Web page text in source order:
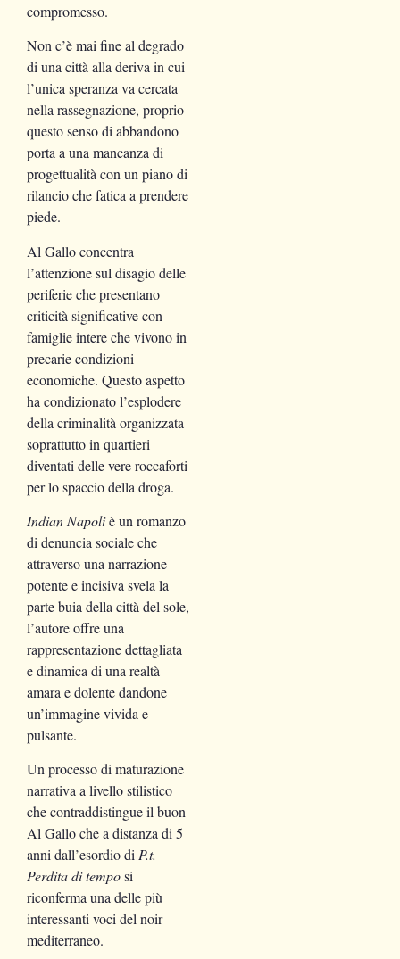
compromesso.
Non c’è mai fine al degrado
di una città alla deriva in cui
l’unica speranza va cercata
nella rassegnazione, proprio
questo senso di abbandono
porta a una mancanza di
progettualità con un piano di
rilancio che fatica a prendere
piede.
Al Gallo concentra
l’attenzione sul disagio delle
periferie che presentano
criticità significative con
famiglie intere che vivono in
precarie condizioni
economiche. Questo aspetto
ha condizionato l’esplodere
della criminalità organizzata
soprattutto in quartieri
diventati delle vere roccaforti
per lo spaccio della droga.
Indian Napoliè un romanzo
di denuncia sociale che
attraverso una narrazione
potente e incisiva svela la
parte buia della città del sole,
l’autore offre una
rappresentazione dettagliata
e dinamica di una realtà
amara e dolente dandone
un’immagine vivida e
pulsante.
Un processo di maturazione
narrativa a livello stilistico
che contraddistingue il buon
Al Gallo che a distanza di 5
anni dall’esordio diP.t.
Perdita di temposi
riconferma una delle più
interessanti voci del noir
mediterraneo.